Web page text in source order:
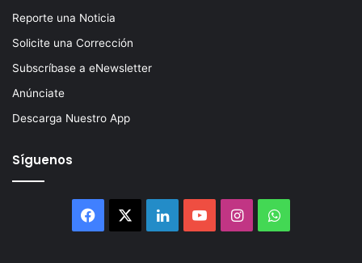
Reporte una Noticia
Solicite una Corrección
Subscríbase a eNewsletter
Anúnciate
Descarga Nuestro App
Síguenos
Facebook LinkedInYouTubeInstagramWhatsApp